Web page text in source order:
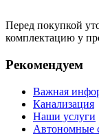
Перед покупкой
комплектацию у
Рекомендуем
Важная
Канализация
Наши услуги
Автономные